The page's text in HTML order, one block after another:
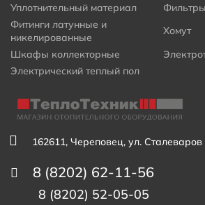
Уплотнительный материал
Фильтры
Фитинги латунные и
никелированные
Хомут
Шкафы коллекторные
Электрический теплый пол
162611, Череповец, ул. Сталеваров
8 (8202) 62-11-56
8 (8202) 52-05-05